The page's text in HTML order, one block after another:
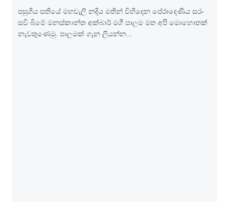
පසු­ගිය සතියේ මහ­වැලි නදිය මතින් විහි­දෙන පේරා­දෙ­ණිය සර­
සවි බිමේ මන­ස්කාන්ත අක්බාර් මගී පාලම මත අපි මොහො­තක්
නැව­තු­ණෙමු. පාල­මක් ගැන ලියන්න...